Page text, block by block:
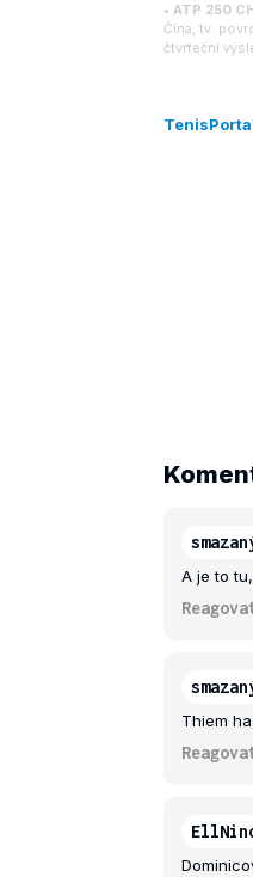
• ATP 250
Čína, tv.
čtvrteční
A je to
Thiem